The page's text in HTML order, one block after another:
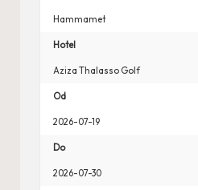
Hammamet
Hotel
Aziza Thalasso Golf
Od
2026-07-19
Do
2026-07-30